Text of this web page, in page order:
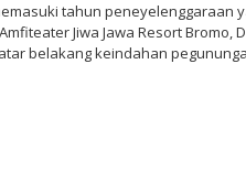
tahun
Jiwa Jawa Resort
belakang keindahan